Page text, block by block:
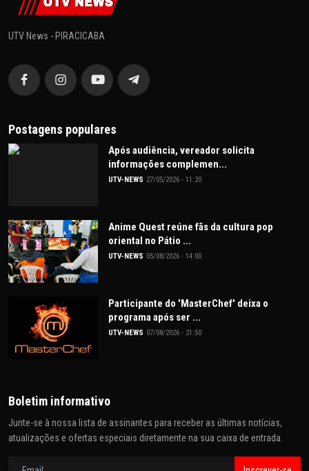
UTV News - PIRACICABA
Postagens populares
Após audiência, vereador solicita
informações complemen...
UTV-NEWS 27/05/2026 - 11:20
Anime Quest reúne fãs da cultura pop
oriental no Pátio ...
UTV-NEWS 05/08/2026 - 14:00
Participante do 'MasterChef' deixa o
programa após ser ...
UTV-NEWS 07/08/2026 - 21:50
Boletim informativo
Junte-se à nossa lista de assinantes para receber as últimas notícias,
atualizações e ofertas especiais diretamente na sua caixa de entrada.